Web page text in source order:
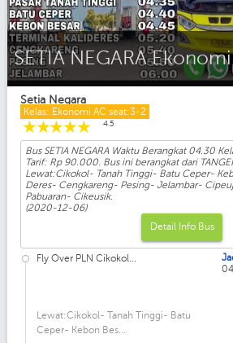
SETIA NEGARA
Setia Negara
Kelas: Ekonomi AC seat:3-2
☆
☆
☆
☆
☆ 4.5
Bus SETIA NEGARA Waktu Berangkat 04.30
Tarif: Rp 90.000. Bus ini berangkat dari
Lewat:Cikokol- Tanah Tinggi- Batu Ceper-
Deres- Cengkareng- Pesing- Jelambar-
Pabuaran- Cikeusik.
(2020-12-06)
Detail Info Bus
Fly Over PLN Cikokol...
Lewat:Cikokol- Tanah Tinggi- Batu
Ceper- Kebon Bes...